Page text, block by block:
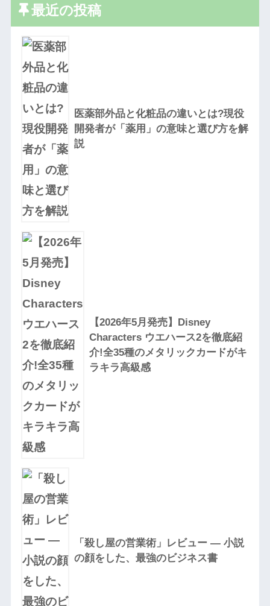
最近の投稿
医薬部外品と化粧品の違いとは?現役
開発者が「薬用」の意味と選び方を解
説
【2026年5月発売】Disney
Characters ウエハース2を徹底紹
介!全35種のメタリックカードがキ
ラキラ高級感
「殺し屋の営業術」レビュー — 小説
の顔をした、最強のビジネス書